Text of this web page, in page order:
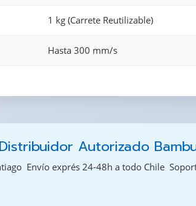
1 kg (Carrete Reutilizable)
Hasta 300 mm/s
Autorizado
 Envío exprés 24-48h a todo Chile 